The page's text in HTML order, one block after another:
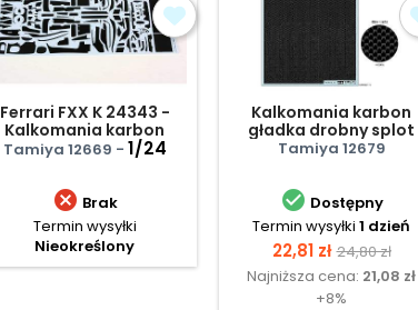
Ferrari FXX K 24343 -
Kalkomania karbon
Tamiya 12669 - 1/24
 Brak
Termin wysyłki
Nieokreślony
Kalkomania karbon
gładka drobny splot
Tamiya 12679
 Dostępny
Termin wysyłki 1 dzień
Cena
22,81 zł Cena
24,80 zł
Najniższa cena: 21,08 zł
+8%